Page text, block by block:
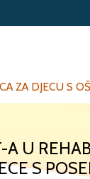
ZA DJECU S
A U
S